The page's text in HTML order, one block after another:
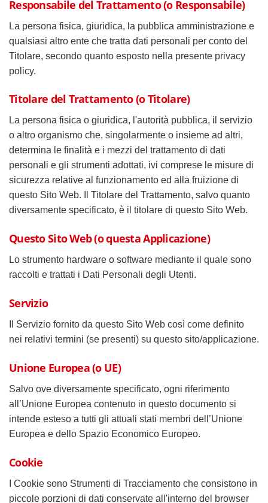
Responsabile del Trattamento (o Responsabile)
La persona fisica, giuridica, la pubblica amministrazione e
qualsiasi altro ente che tratta dati personali per conto del
Titolare, secondo quanto esposto nella presente privacy
policy.
Titolare del Trattamento (o Titolare)
La persona fisica o giuridica, l'autorità pubblica, il servizio
o altro organismo che, singolarmente o insieme ad altri,
determina le finalità e i mezzi del trattamento di dati
personali e gli strumenti adottati, ivi comprese le misure di
sicurezza relative al funzionamento ed alla fruizione di
questo Sito Web. Il Titolare del Trattamento, salvo quanto
diversamente specificato, è il titolare di questo Sito Web.
Questo Sito Web (o questa Applicazione)
Lo strumento hardware o software mediante il quale sono
raccolti e trattati i Dati Personali degli Utenti.
Servizio
Il Servizio fornito da questo Sito Web così come definito
nei relativi termini (se presenti) su questo sito/applicazione.
Unione Europea (o UE)
Salvo ove diversamente specificato, ogni riferimento
all’Unione Europea contenuto in questo documento si
intende esteso a tutti gli attuali stati membri dell’Unione
Europea e dello Spazio Economico Europeo.
Cookie
I Cookie sono Strumenti di Tracciamento che consistono in
piccole porzioni di dati conservate all'interno del browser